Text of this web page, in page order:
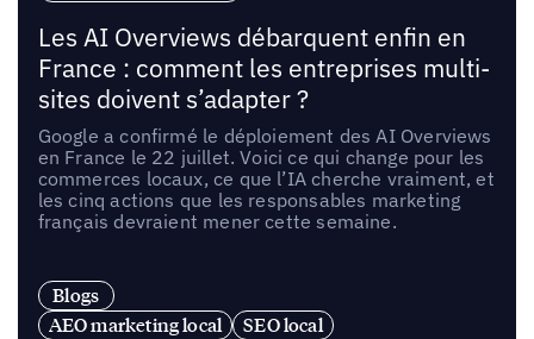
Les AI Overviews débarquent enfin en
France : comment les entreprises multi-
sites doivent s’adapter ?
Google a confirmé le déploiement des AI Overviews
en France le 22 juillet. Voici ce qui change pour les
commerces locaux, ce que l’IA cherche vraiment, et
les cinq actions que les responsables marketing
français devraient mener cette semaine.
Blogs
AEO marketing local
SEO local